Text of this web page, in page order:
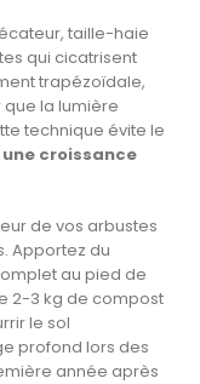
taille-haie
qui cicatrisent
trapézoïdale,
que la lumière
technique évite le
une croissance
de vos arbustes
Apportez du
au pied de
2-3 kg de compost
le sol
profond lors des
année après